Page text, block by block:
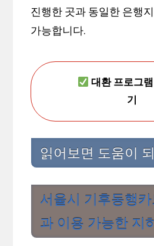
진행한 곳과 동일한 은행
가능합니다.
대환 프로그
기
읽어보면 도움이
서울시 기후동행
과 이용 가능한 지